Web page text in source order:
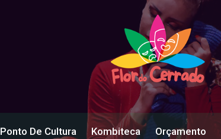
Ponto De Cultura Kombiteca Orçamento